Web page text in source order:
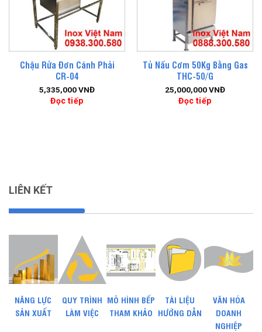
Chậu Rửa Đơn Cánh Phải
CR-04
5,335,000VNĐ
Đọc tiếp
Tủ Nấu Cơm 50Kg Bằng Gas
THC-50/G
25,000,000VNĐ
Đọc tiếp
LIÊN KẾT
NĂNG LỰC
SẢN XUẤT
QUY TRÌNH
LÀM VIỆC
MÔ HÌNH BẾP
THAM KHẢO
TÀI LIỆU
HƯỚNG DẪN
VĂN HÓA
DOANH
NGHIỆP